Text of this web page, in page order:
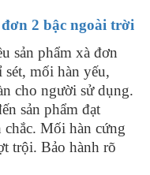
2 bậc ngoài trời
sản phẩm xà đơn
mối hàn yếu,
cho người sử dụng.
sản phẩm đạt
Mối hàn cứng
trội. Bảo hành rõ